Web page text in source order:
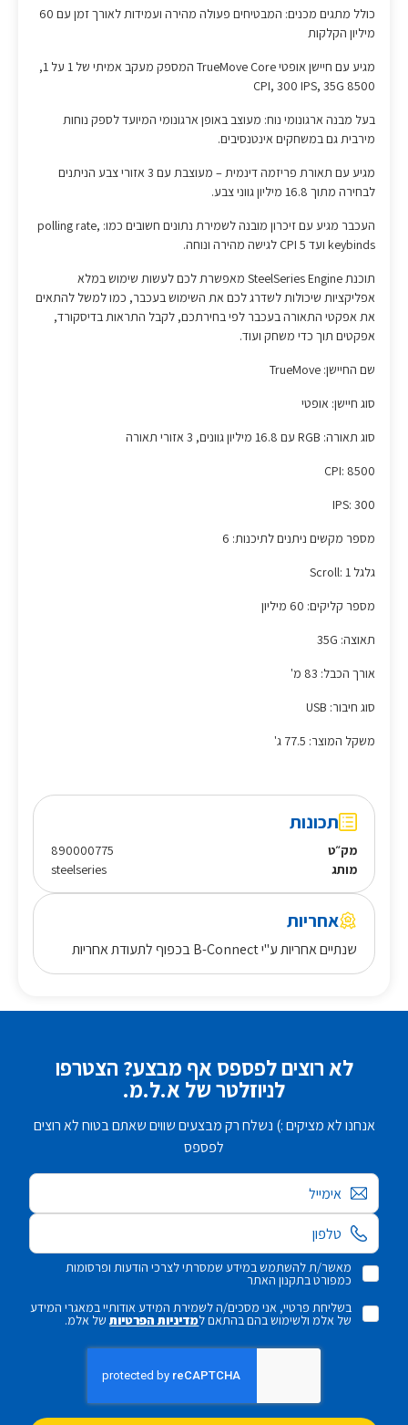
כולל מתגים מכנים: המבטיחים פעולה מהירה ועמידות לאורך זמן עם 60
מיליון הקלקות
מגיע עם חיישן אופטי TrueMove Core המספק מעקב אמיתי של 1 על 1,
8500 CPI, 300 IPS, 35G
בעל מבנה ארגונומי נוח: מעוצב באופן ארגונומי המיועד לספק נוחות
מירבית גם במשחקים אינטנסיבים.
מגיע עם תאורת פריזמה דינמית – מעוצבת עם 3 אזורי צבע הניתנים
לבחירה מתוך 16.8 מיליון גווני צבע.
העכבר מגיע עם זיכרון מובנה לשמירת נתונים חשובים כמו: polling rate,
keybinds ועד 5 CPI לגישה מהירה ונוחה.
תוכנת SteelSeries Engine מאפשרת לכם לעשות שימוש במלא
אפליקציות שיכולות לשדרג לכם את השימוש בעכבר, כמו למשל להתאים
את אפקטי התאורה בעכבר לפי בחירתכם, לקבל התראות בדיסקורד,
אפקטים תוך כדי משחק ועוד.
שם החיישן: TrueMove
סוג חיישן: אופטי
סוג תאורה: RGB עם 16.8 מיליון גוונים, 3 אזורי תאורה
CPI: 8500
IPS: 300
מספר מקשים ניתנים לתיכנות: 6
גלגל Scroll: 1
מספר קליקים: 60 מיליון
תאוצה: 35G
אורך הכבל: 83 מ'
סוג חיבור: USB
משקל המוצר: 77.5 ג'
תכונות
מק״ט
890000775
מותג
steelseries
אחריות
שנתיים אחריות ע"י B-Connect בכפוף לתעודת אחריות
לא רוצים לפספס אף מבצע? הצטרפו
לניוזלטר של א.ל.מ.
אנחנו לא מציקים :) נשלח רק מבצעים שווים שאתם בטוח לא רוצים
לפספס
אימייל
מאשר/ת להשתמש במידע שמסרתי לצרכי הודעות ופרסומות
כמפורט בתקנון האתר
בשליחת פרטיי, אני מסכים/ה לשמירת המידע אודותיי במאגרי המידע
של אלמ ולשימוש בהם בהתאם למדיניות הפרטיותשל אלמ.